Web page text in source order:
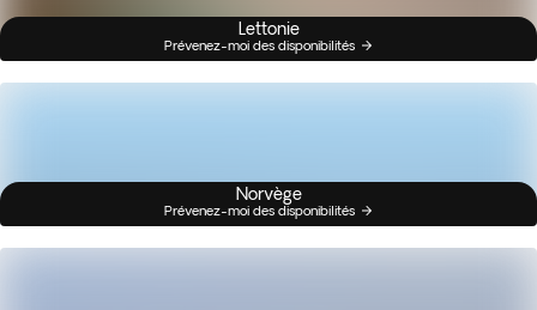
Lettonie
Prévenez-moi des disponibilités
Norvège
Prévenez-moi des disponibilités